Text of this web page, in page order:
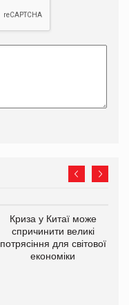
Криза у Китаї може
спричинити великі
потрясіння для світової
економіки